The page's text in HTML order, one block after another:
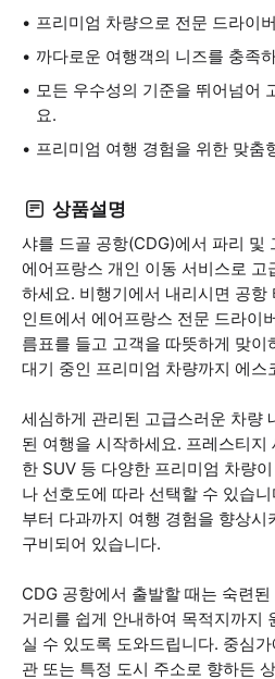
프리미엄 차량으로 전문 드라이
까다로운 여행객의 니즈를 충족
모든 우수성의 기준을 뛰어넘어
요.
프리미엄 여행 경험을 위한 맞춤
상품설명
샤를 드골 공항(CDG)에서 파리 및
에어프랑스 개인 이동 서비스로 고
하세요. 비행기에서 내리시면 공항
인트에서 에어프랑스 전문 드라이
름표를 들고 고객을 따뜻하게 맞
대기 중인 프리미엄 차량까지 에스
세심하게 관리된 고급스러운 차량
된 여행을 시작하세요. 프레스티지
한 SUV 등 다양한 프리미엄 차량
나 선호도에 따라 선택할 수 있습
부터 다과까지 여행 경험을 향상시
구비되어 있습니다.
CDG 공항에서 출발할 때는 숙련
거리를 쉽게 안내하여 목적지까지
실 수 있도록 도와드립니다. 중심
관 또는 특정 도시 주소로 향하든